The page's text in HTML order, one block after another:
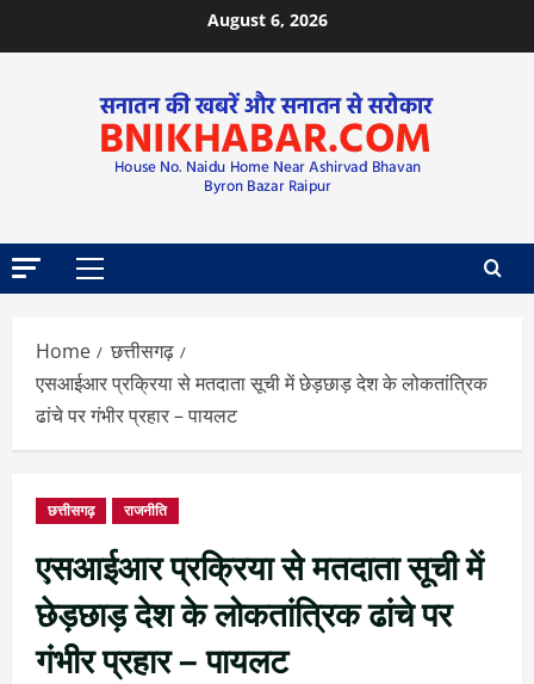
August 6, 2026
Home
छत्तीसगढ़
एसआईआर प्रक्रिया से मतदाता सूची में छेड़छाड़ देश के लोकतांत्रिक
ढांचे पर गंभीर प्रहार – पायलट
छत्तीसगढ़ राजनीति
एसआईआर प्रक्रिया से मतदाता सूची में
छेड़छाड़ देश के लोकतांत्रिक ढांचे पर
गंभीर प्रहार – पायलट